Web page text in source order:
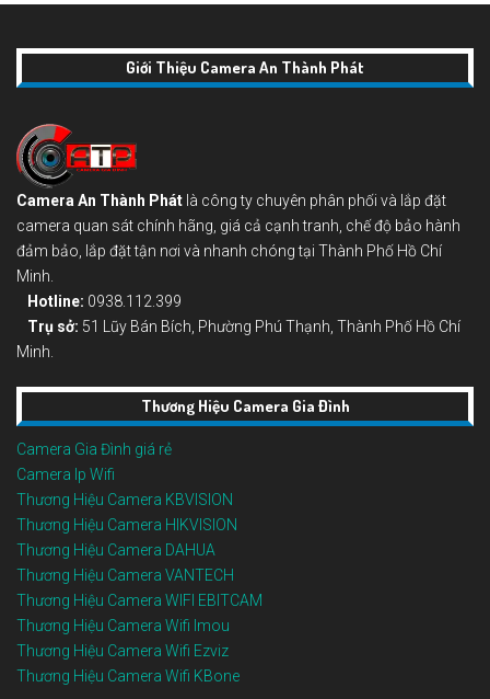
Giới Thiệu Camera An Thành Phát
Camera An Thành Phát là công ty chuyên phân phối và lắp đặt
camera quan sát chính hãng, giá cả cạnh tranh, chế độ bảo hành
đảm bảo, lắp đặt tận nơi và nhanh chóng tại Thành Phố Hồ Chí
Minh.
Hotline: 0938.112.399
Trụ sở: 51 Lũy Bán Bích, Phường Phú Thạnh, Thành Phố Hồ Chí
Minh.
Thương Hiệu Camera Gia Đình
Camera Gia Đình giá rẻ
Camera Ip Wifi
Thương Hiệu Camera KBVISION
Thương Hiệu Camera HIKVISION
Thương Hiệu Camera DAHUA
Thương Hiệu Camera VANTECH
Thương Hiệu Camera WIFI EBITCAM
Thương Hiệu Camera Wifi Imou
Thương Hiệu Camera Wifi Ezviz
Thương Hiệu Camera Wifi KBone